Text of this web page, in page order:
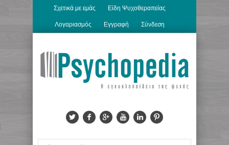
Σχετικά με εμάς Είδη Ψυχοθεραπείας
Λογαριασμός Εγγραφή Σύνδεση